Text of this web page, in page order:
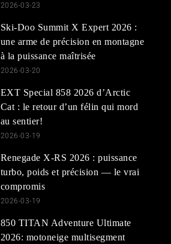
2026-03-23
Ski-Doo Summit X Expert 2026 :
une arme de précision en montagne
à la puissance maîtrisée
2026-03-20
EXT Special 858 2026 d’Arctic
Cat : le retour d’un félin qui mord
au sentier!
2026-03-19
Renegade X-RS 2026 : puissance
turbo, poids et précision — le vrai
compromis
2026-03-19
850 TITAN Adventure Ultimate
2026: motoneige multisegment